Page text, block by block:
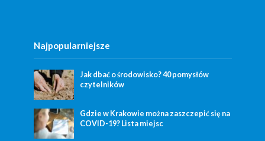
Najpopularniejsze
Jak dbać o środowisko? 40 pomysłów
czytelników
Gdzie w Krakowie można zaszczepić się na
COVID-19? Lista miejsc